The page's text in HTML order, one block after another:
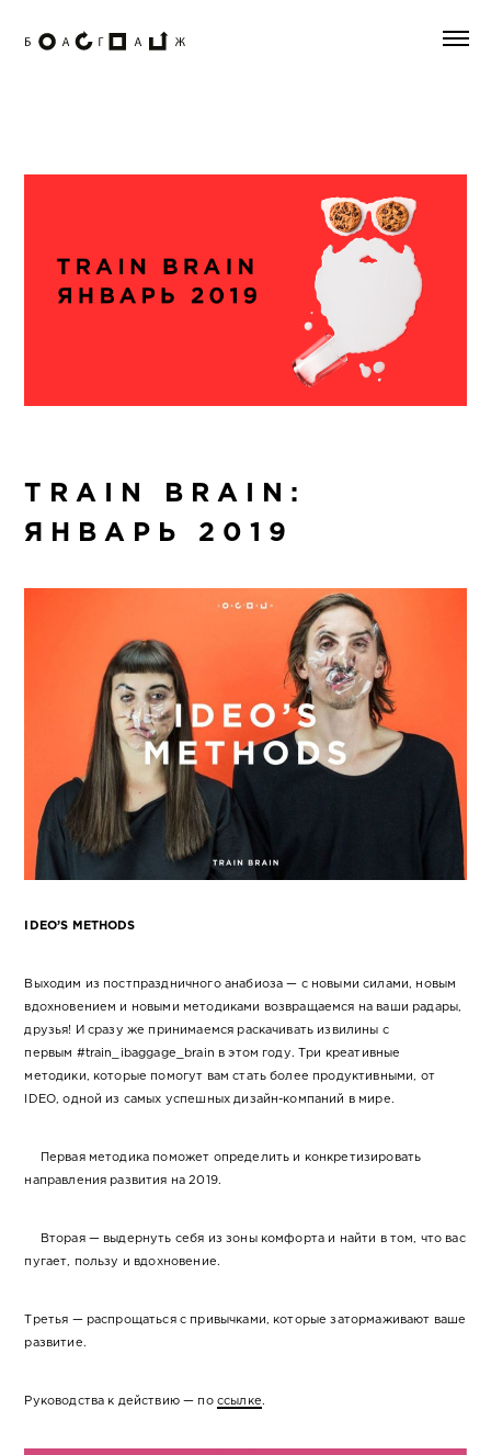
TRAIN BRAIN:
ЯНВАРЬ 2019
IDEO’S METHODS
Выходим из постпраздничного анабиоза — с новыми силами, новым
вдохновением и новыми методиками возвращаемся на ваши радары,
друзья! И сразу же принимаемся раскачивать извилины с
первым #train_ibaggage_brain в этом году. Три креативные
методики, которые помогут вам стать более продуктивными, от
IDEO, одной из самых успешных дизайн-компаний в мире.
Первая методика поможет определить и конкретизировать
направления развития на 2019.
Вторая — выдернуть себя из зоны комфорта и найти в том, что вас
пугает, пользу и вдохновение.
Третья — распрощаться с привычками, которые затормаживают ваше
развитие.
Руководства к действию — по ссылке .